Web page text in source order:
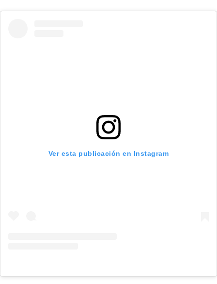
Ver esta publicación en Instagram